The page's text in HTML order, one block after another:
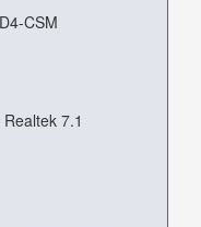
CSM
7.1